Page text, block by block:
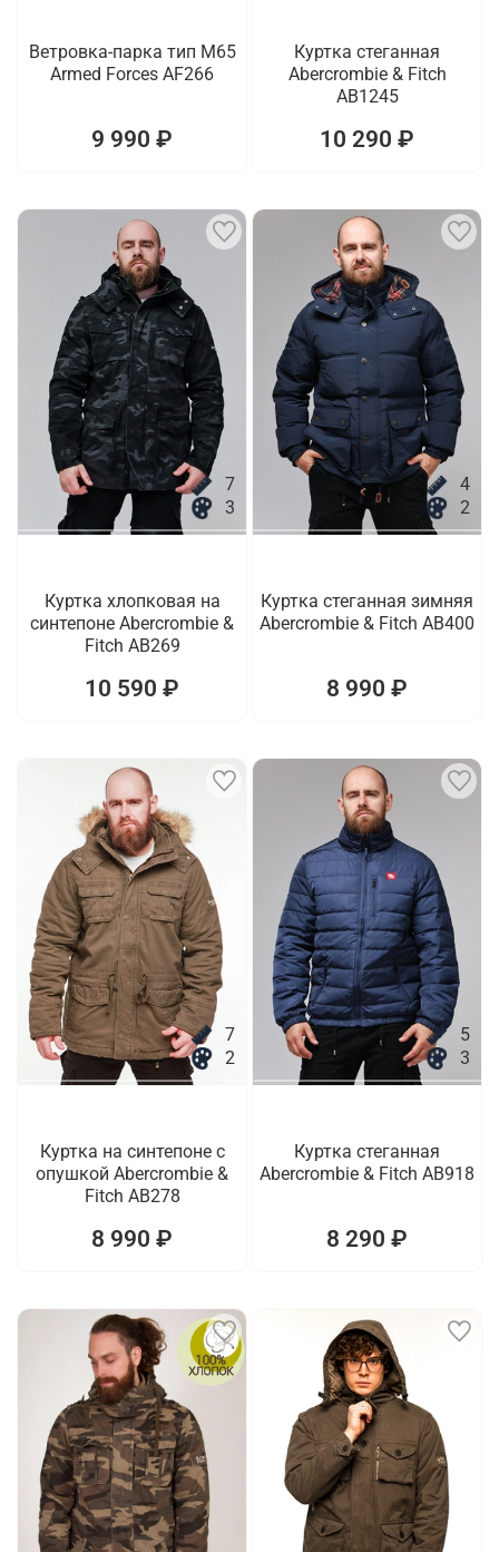
Ветровка-парка тип M65
Armed Forces AF266
9 990 ₽
Куртка стеганная
Abercrombie & Fitch
AB1245
10 290 ₽
7
3
Куртка хлопковая на
синтепоне Abercrombie &
Fitch AB269
10 590 ₽
4
2
Куртка стеганная зимняя
Abercrombie & Fitch AB400
8 990 ₽
7
2
Куртка на синтепоне с
опушкой Abercrombie &
Fitch AB278
8 990 ₽
5
3
Куртка стеганная
Abercrombie & Fitch AB918
8 290 ₽